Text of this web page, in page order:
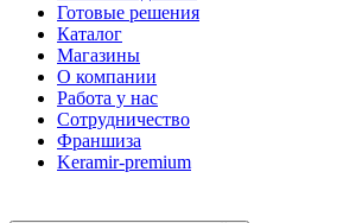
Готовые решения
Каталог
Магазины
О компании
Работа у нас
Сотрудничество
Франшиза
Keramir-premium